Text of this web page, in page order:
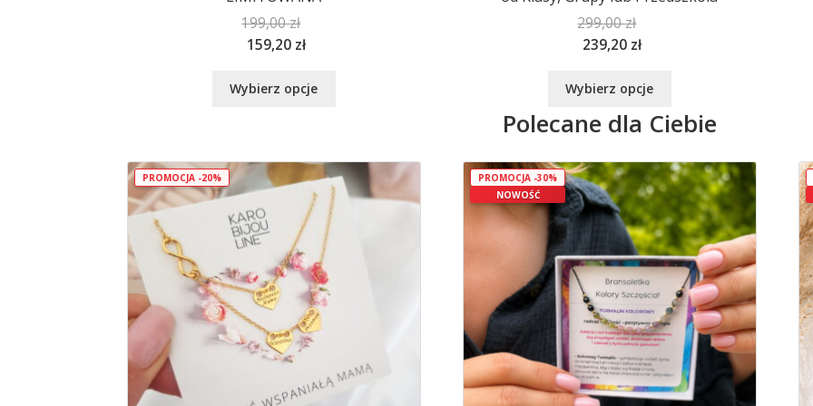
199,00zł
159,20 zł
Wybierz opcje
wariantów.
Opcje
można
299,00zł
239,20 zł
Wybierz opcje
ma
wariantów.
Opcje
można
wybrać
na
stronie
produktu
Polecane dla Ciebie
PROMOCJA -20%
NOWOŚĆ
PROMOCJA -30%